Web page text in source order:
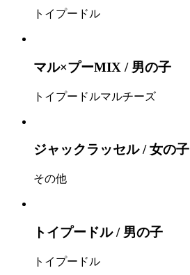
トイプードル
マル×プーMIX / 男の子
トイプードルマルチーズ
ジャックラッセル / 女の子
その他
トイプードル / 男の子
トイプードル